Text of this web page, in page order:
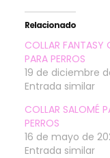
Relacionado
COLLAR FANTASY
PARA PERROS
19 de diciembre
Entrada similar
COLLAR SALOMÉ
PERROS
16 de mayo de
Entrada similar